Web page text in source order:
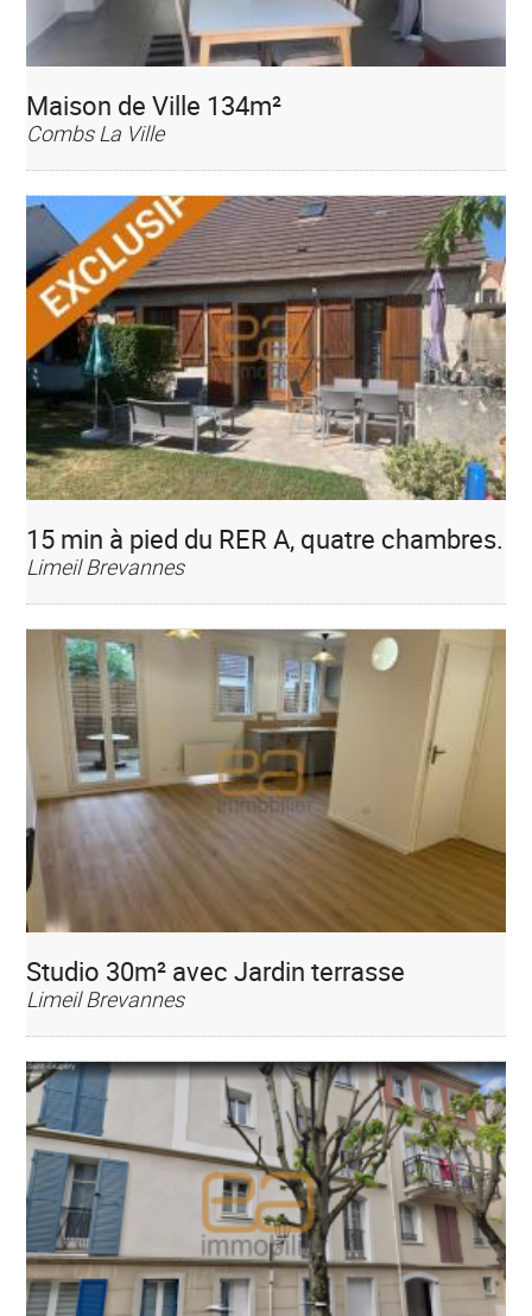
Maison de Ville 134m²
Combs La Ville
15 min à pied du RER A, quatre chambres.
Limeil Brevannes
Studio 30m² avec Jardin terrasse
Limeil Brevannes